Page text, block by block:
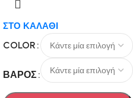
ΣΤΟ ΚΑΛΑΘΙ
COLOR
ΒΆΡΟΣ